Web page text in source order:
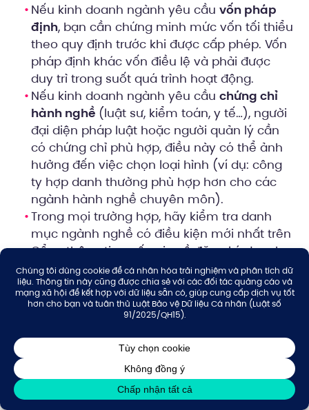
Nếu kinh doanh ngành yêu cầu vốn pháp
định, bạn cần chứng minh mức vốn tối thiểu
theo quy định trước khi được cấp phép. Vốn
pháp định khác vốn điều lệ và phải được
duy trì trong suốt quá trình hoạt động.
Nếu kinh doanh ngành yêu cầu chứng chỉ
hành nghề (luật sư, kiểm toán, y tế…), người
đại diện pháp luật hoặc người quản lý cần
có chứng chỉ phù hợp, điều này có thể ảnh
hưởng đến việc chọn loại hình (ví dụ: công
ty hợp danh thường phù hợp hơn cho các
ngành hành nghề chuyên môn).
Trong mọi trường hợp, hãy kiểm tra danh
mục ngành nghề có điều kiện mới nhất trên
Cổng thông tin quốc gia về đăng ký doanh
nghiệp trước khi nộp hồ sơ.
Một số mốc thời gian cần nhớ khi vận hành:
cổ đông công ty
toán đủ số cổ phần đã đăng ký mua.
để góp vốn trong công ty hợp danh
theo thời hạn nêu trong hồ sơ nội bộ, trừ
trường hợp có quy định khác.